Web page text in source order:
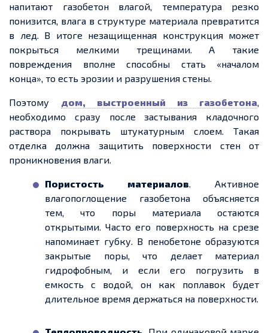
напитают газобетон влагой, температура резко
понизится, влага в структуре материала превратится
в лед. В итоге незащищенная конструкция может
покрыться мелкими трещинами. А такие
повреждения вполне способны стать «началом
конца», то есть эрозии и разрушения стены.
Поэтому дом, выстроенный из газобетона,
необходимо сразу после застывания кладочного
раствора покрывать штукатурным слоем. Такая
отделка должна защитить поверхности стен от
проникновения влаги.
Пористость материалов. Активное
влагопоглощение газобетона объясняется
тем, что поры материала остаются
открытыми. Часто его поверхность на срезе
напоминает губку. В пенобетоне образуются
закрытые поры, что делает материал
гидрофобным, и если его погрузить в
емкость с водой, он как поплавок будет
длительное время держаться на поверхности.